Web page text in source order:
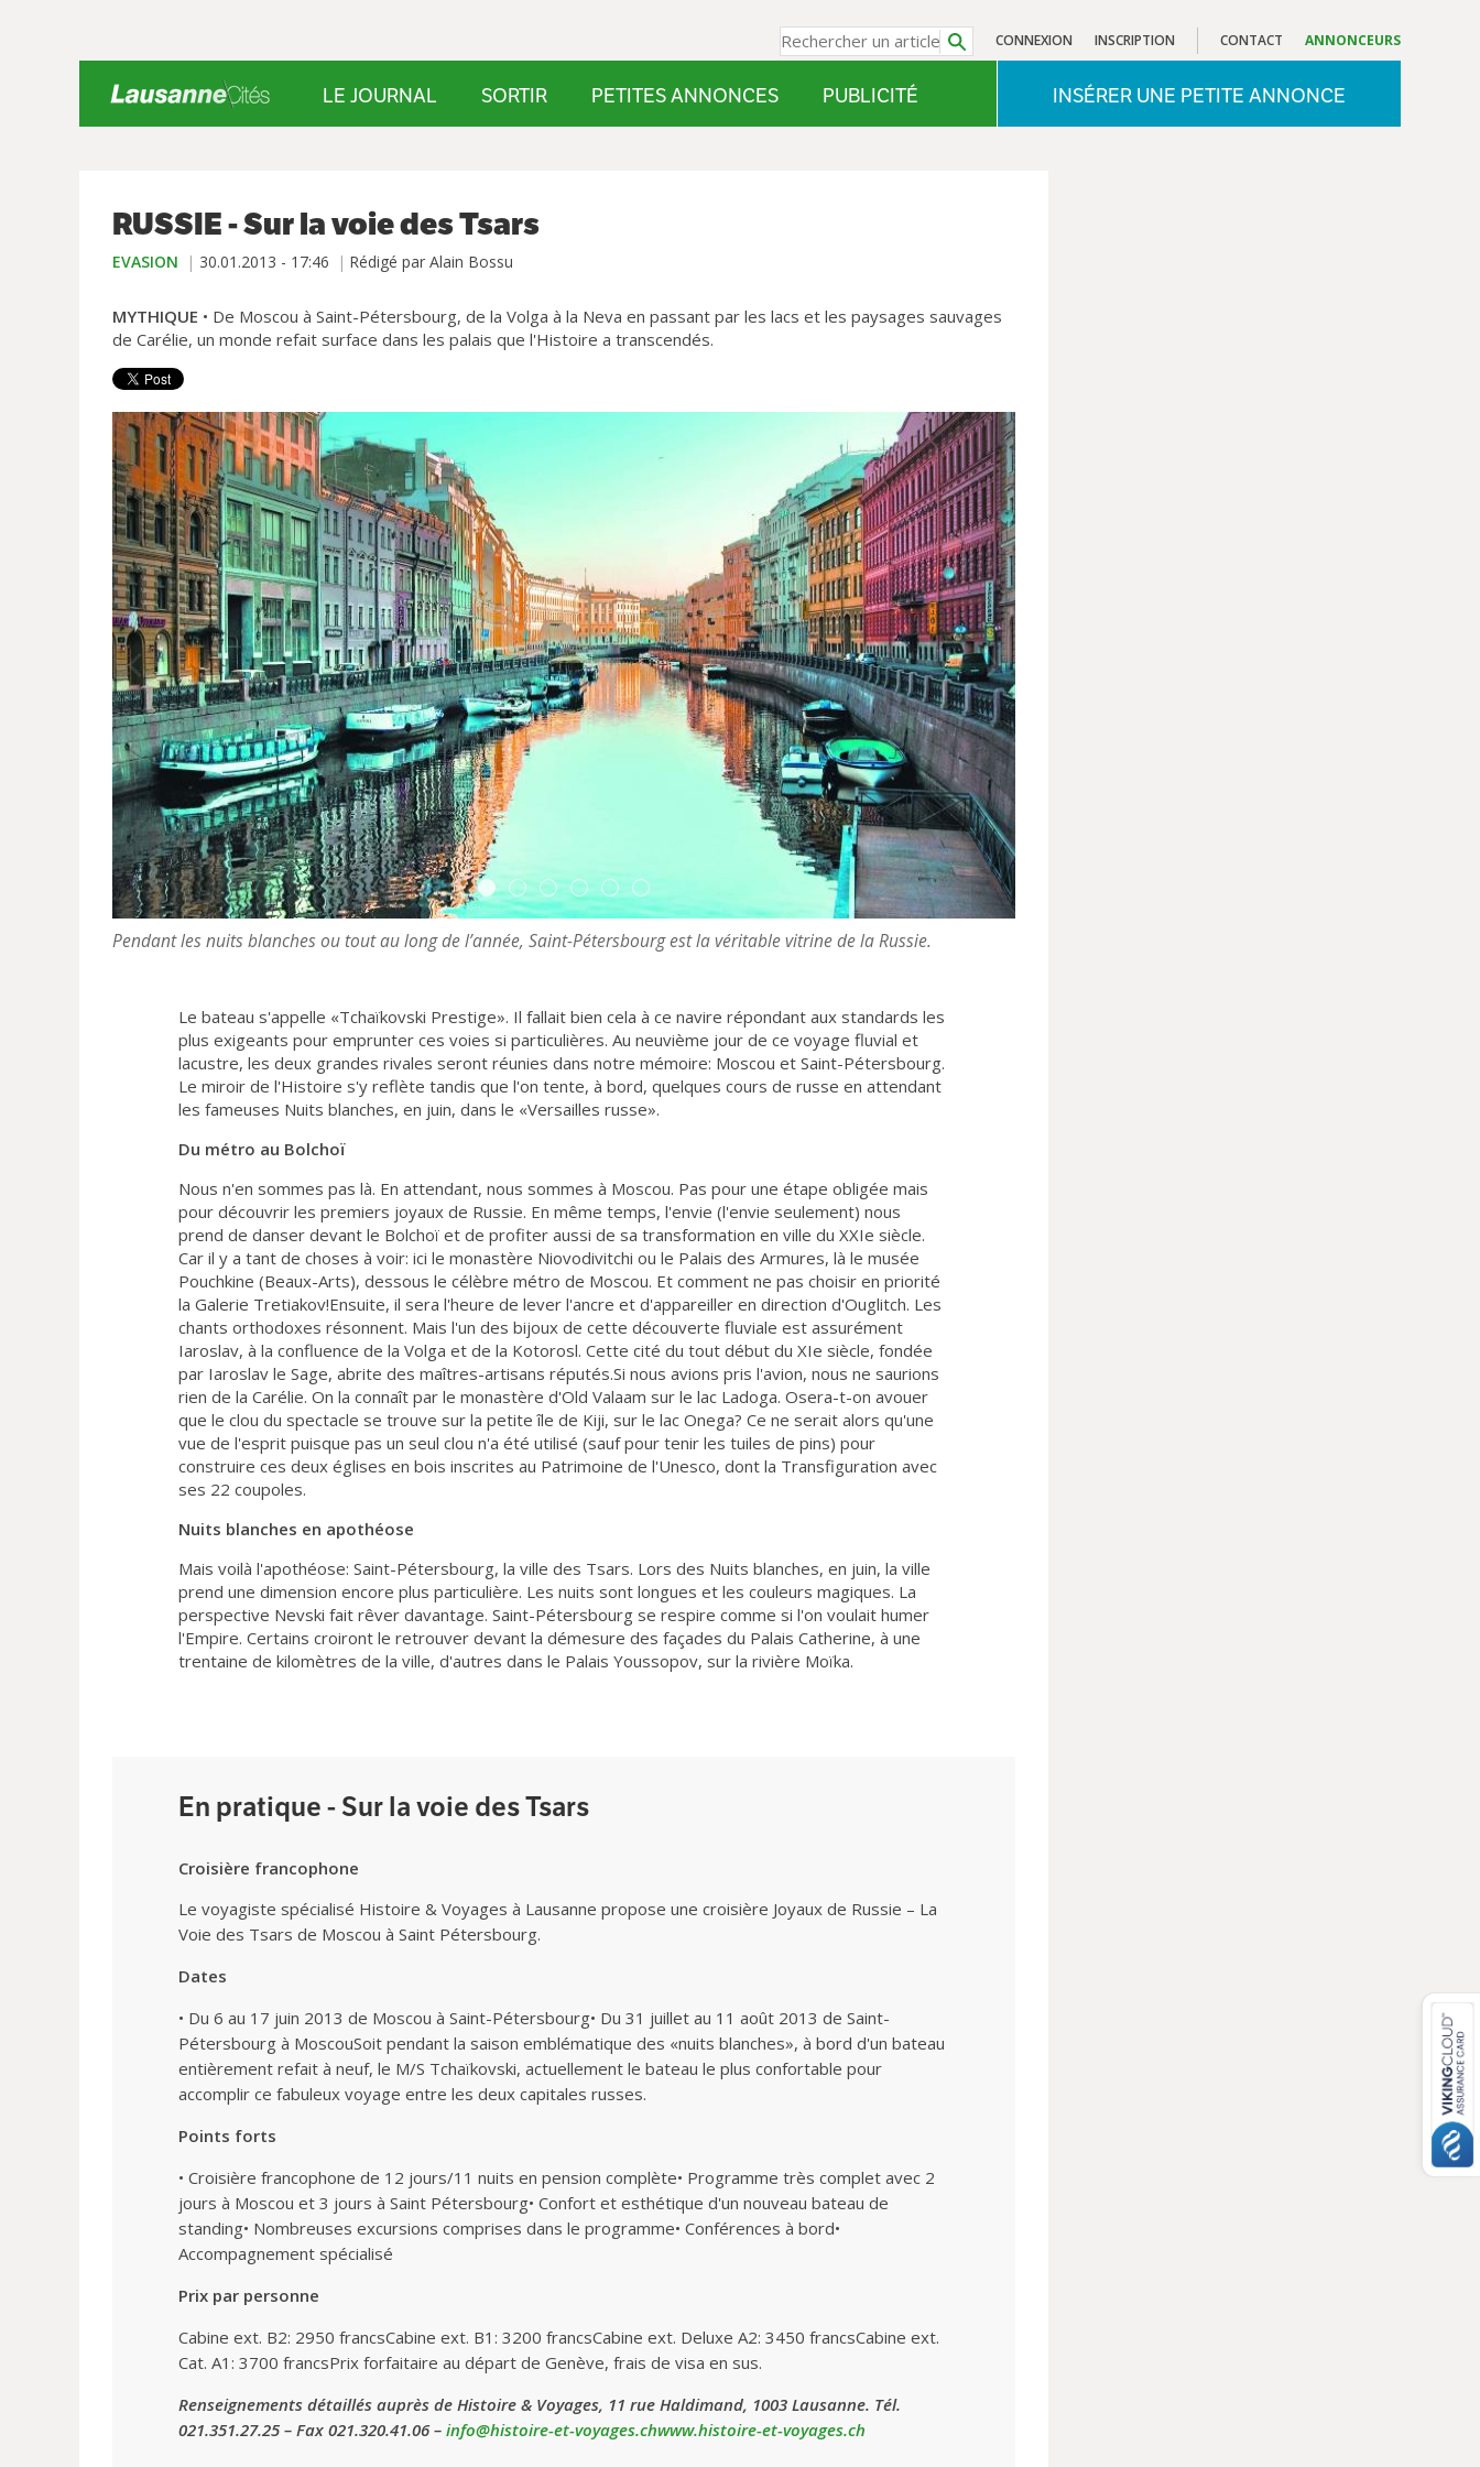
CONTACT ANNONCEURS
CONNEXION INSCRIPTION
LE JOURNAL SORTIR PETITES ANNONCES PUBLICITÉ INSÉRER UNE PETITE ANNONCE
RUSSIE - Sur la voie des Tsars
EVASION 30.01.2013 - 17:46 Rédigé par Alain Bossu
MYTHIQUE • De Moscou à Saint-Pétersbourg, de la Volga à la Neva en passant par les lacs et les paysages sauvages
de Carélie, un monde refait surface dans les palais que l'Histoire a transcendés.
Pendant les nuits blanches ou tout au long de l’année, Saint-Pétersbourg est la véritable vitrine de la Russie.
Le bateau s'appelle «Tchaïkovski Prestige». Il fallait bien cela à ce navire répondant aux standards les
plus exigeants pour emprunter ces voies si particulières. Au neuvième jour de ce voyage fluvial et
lacustre, les deux grandes rivales seront réunies dans notre mémoire: Moscou et Saint-Pétersbourg.
Le miroir de l'Histoire s'y reflète tandis que l'on tente, à bord, quelques cours de russe en attendant
les fameuses Nuits blanches, en juin, dans le «Versailles russe».
Du métro au Bolchoï
Nous n'en sommes pas là. En attendant, nous sommes à Moscou. Pas pour une étape obligée mais
pour découvrir les premiers joyaux de Russie. En même temps, l'envie (l'envie seulement) nous
prend de danser devant le Bolchoï et de profiter aussi de sa transformation en ville du XXIe siècle.
Car il y a tant de choses à voir: ici le monastère Niovodivitchi ou le Palais des Armures, là le musée
Pouchkine (Beaux-Arts), dessous le célèbre métro de Moscou. Et comment ne pas choisir en priorité
la Galerie Tretiakov!Ensuite, il sera l'heure de lever l'ancre et d'appareiller en direction d'Ouglitch. Les
chants orthodoxes résonnent. Mais l'un des bijoux de cette découverte fluviale est assurément
Iaroslav, à la confluence de la Volga et de la Kotorosl. Cette cité du tout début du XIe siècle, fondée
par Iaroslav le Sage, abrite des maîtres-artisans réputés.Si nous avions pris l'avion, nous ne saurions
rien de la Carélie. On la connaît par le monastère d'Old Valaam sur le lac Ladoga. Osera-t-on avouer
que le clou du spectacle se trouve sur la petite île de Kiji, sur le lac Onega? Ce ne serait alors qu'une
vue de l'esprit puisque pas un seul clou n'a été utilisé (sauf pour tenir les tuiles de pins) pour
construire ces deux églises en bois inscrites au Patrimoine de l'Unesco, dont la Transfiguration avec
ses 22 coupoles.
Nuits blanches en apothéose
Mais voilà l'apothéose: Saint-Pétersbourg, la ville des Tsars. Lors des Nuits blanches, en juin, la ville
prend une dimension encore plus particulière. Les nuits sont longues et les couleurs magiques. La
perspective Nevski fait rêver davantage. Saint-Pétersbourg se respire comme si l'on voulait humer
l'Empire. Certains croiront le retrouver devant la démesure des façades du Palais Catherine, à une
trentaine de kilomètres de la ville, d'autres dans le Palais Youssopov, sur la rivière Moïka.
En pratique - Sur la voie des Tsars
Croisière francophone
Le voyagiste spécialisé Histoire & Voyages à Lausanne propose une croisière Joyaux de Russie – La
Voie des Tsars de Moscou à Saint Pétersbourg.
Dates
• Du 6 au 17 juin 2013 de Moscou à Saint-Pétersbourg• Du 31 juillet au 11 août 2013 de Saint-
Pétersbourg à MoscouSoit pendant la saison emblématique des «nuits blanches», à bord d'un bateau
entièrement refait à neuf, le M/S Tchaïkovski, actuellement le bateau le plus confortable pour
accomplir ce fabuleux voyage entre les deux capitales russes.
Points forts
• Croisière francophone de 12 jours/11 nuits en pension complète• Programme très complet avec 2
jours à Moscou et 3 jours à Saint Pétersbourg• Confort et esthétique d'un nouveau bateau de
standing• Nombreuses excursions comprises dans le programme• Conférences à bord•
Accompagnement spécialisé
Prix par personne
Cabine ext. B2: 2950 francsCabine ext. B1: 3200 francsCabine ext. Deluxe A2: 3450 francsCabine ext.
Cat. A1: 3700 francsPrix forfaitaire au départ de Genève, frais de visa en sus.
Renseignements détaillés auprès de Histoire & Voyages, 11 rue Haldimand, 1003 Lausanne. Tél.
021.351.27.25 – Fax 021.320.41.06 – info@histoire-et-voyages.chwww.histoire-et-voyages.ch